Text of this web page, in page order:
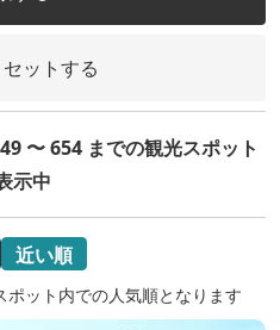
ットする
〜 654 までの観光スポット
示中
近い順
ット内での人気順となります